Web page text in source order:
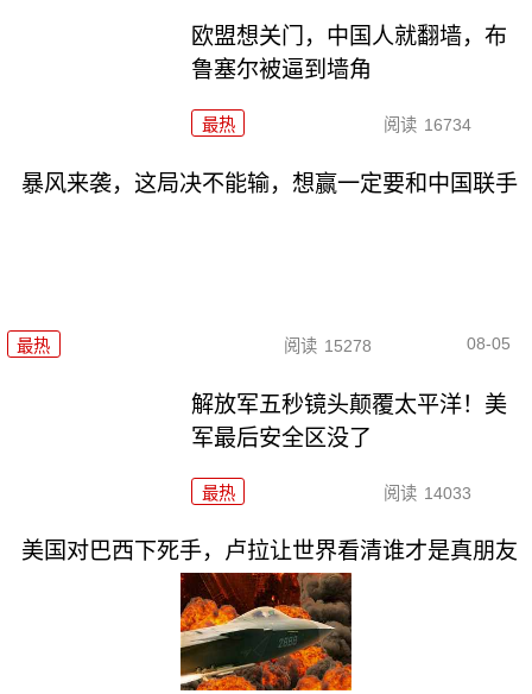
欧盟想关门，中国人就翻墙，布
鲁塞尔被逼到墙角
最热 阅读 16734
暴风来袭，这局决不能输，想赢一定要和中国联手
最热 阅读 15278 08-05
解放军五秒镜头颠覆太平洋！美
军最后安全区没了
最热 阅读 14033
美国对巴西下死手，卢拉让世界看清谁才是真朋友